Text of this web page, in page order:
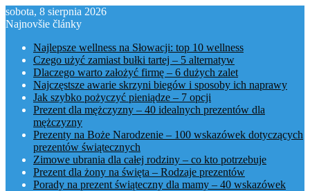
sobota, 8 sierpnia 2026
Najnovšie články
Najlepsze wellness na Słowacji: top 10 wellness
Czego użyć zamiast bułki tartej – 5 alternatyw
Dlaczego warto założyć firmę – 6 dużych zalet
Najczęstsze awarie skrzyni biegów i sposoby ich naprawy
Jak szybko pożyczyć pieniądze – 7 opcji
Prezent dla mężczyzny – 40 idealnych prezentów dla
mężczyzny
Prezenty na Boże Narodzenie – 100 wskazówek dotyczących
prezentów świątecznych
Zimowe ubrania dla całej rodziny – co kto potrzebuje
Prezent dla żony na święta – Rodzaje prezentów
Porady na prezent świąteczny dla mamy – 40 wskazówek